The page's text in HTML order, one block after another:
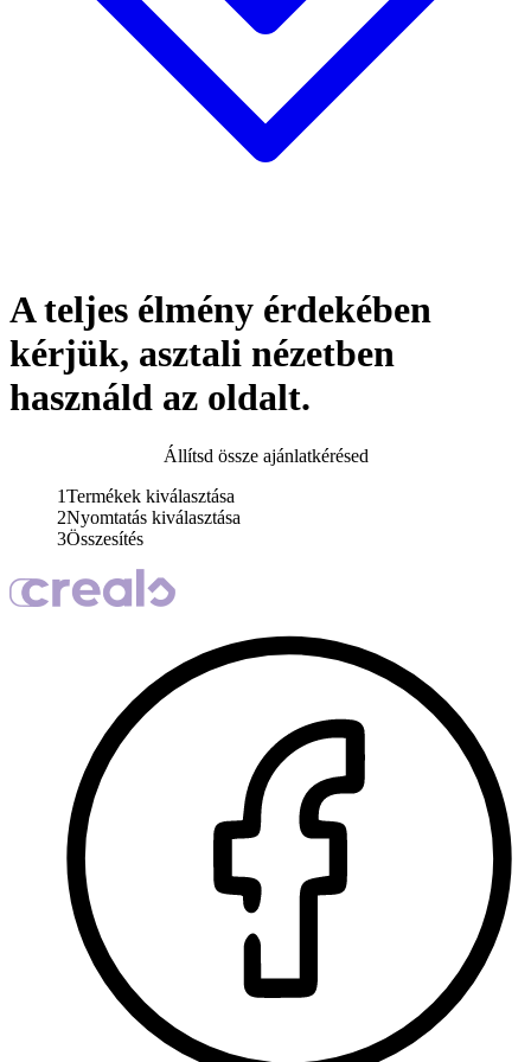
A teljes élmény érdekében
kérjük, asztali nézetben
használd az oldalt.
Állítsd össze ajánlatkérésed
1Termékek kiválasztása
2Nyomtatás kiválasztása
3Összesítés